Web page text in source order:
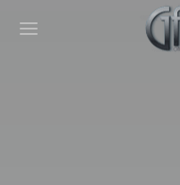
Cookies management panel